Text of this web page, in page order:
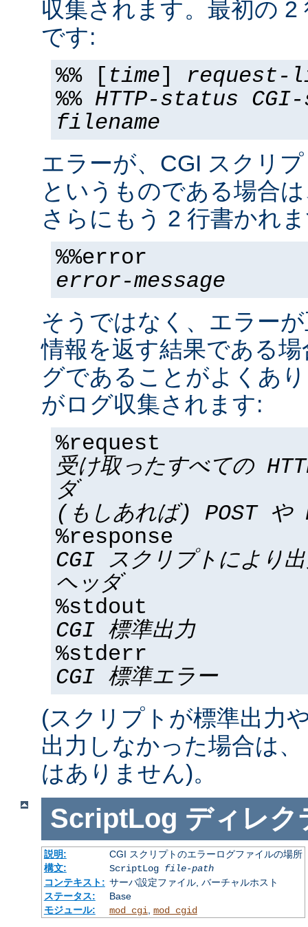
収集されます。最初の 2
です:
%% [ time] request-
%% HTTP-status
filename
エラーが、CGI スクリ
というものである場合
さらにもう 2 行書かれ
%%error
error-message
そうではなく、エラー
情報を返す結果である
グであることがよくあ
がログ収集されます:
%request
受け取ったすべての
ダ
(もしあれば) POST や
%response
CGI スクリプトにより
ヘッダ
%stdout
CGI 標準出力
%stderr
CGI 標準エラー
(スクリプトが標準出力
出力しなかった場合は
はありません)。
ScriptLog ディレク
説明:
CGI スクリプトのエラーログファイルの場所
構文:
ScriptLog file-path
コンテキスト: サーバ設定ファイル, バーチャルホスト
ステータス:
Base
モジュール:
mod_cgi mod_cgid